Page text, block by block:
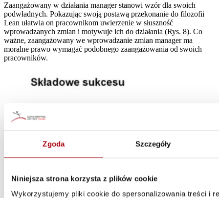
Zgoda Szczegóły
Niniejsza strona korzysta z plików cookie
Wykorzystujemy pliki cookie do spersonalizowania treści i
Zaangażowany w działania manager stanowi wzór dla swoich
podwładnych. Pokazując swoją postawą przekonanie do filozofii
Lean ułatwia on pracownikom uwierzenie w słuszność
wprowadzanych zmian i motywuje ich do działania (Rys. 8). Co
ważne, zaangażowany we wprowadzanie zmian manager ma
moralne prawo wymagać podobnego zaangażowania od swoich
pracowników.